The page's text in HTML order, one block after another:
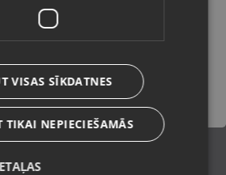
Saglabāt
VISAS SĪKDATNES
TIKAI NEPIECIEŠAMĀS